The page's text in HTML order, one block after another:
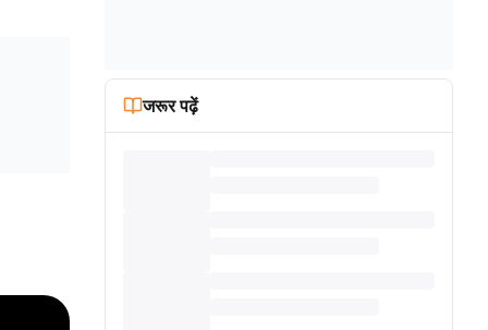
जरूर पढ़ें